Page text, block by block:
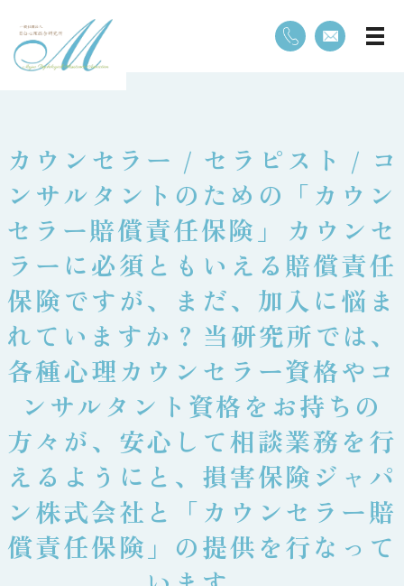
⁡カウンセラー / セラピスト / コ
ンサルタントのための「カウン
セラー賠償責任保険」⁡カウンセ
ラーに必須ともいえる賠償責任
保険ですが、まだ、加入に悩ま
れていますか？⁡当研究所では、
各種心理カウンセラー資格やコ
ンサルタント資格をお持ちの
方々が、安心して相談業務を行
えるようにと、損害保険ジャパ
ン株式会社と「カウンセラー賠
償責任保険」の提供を行なって